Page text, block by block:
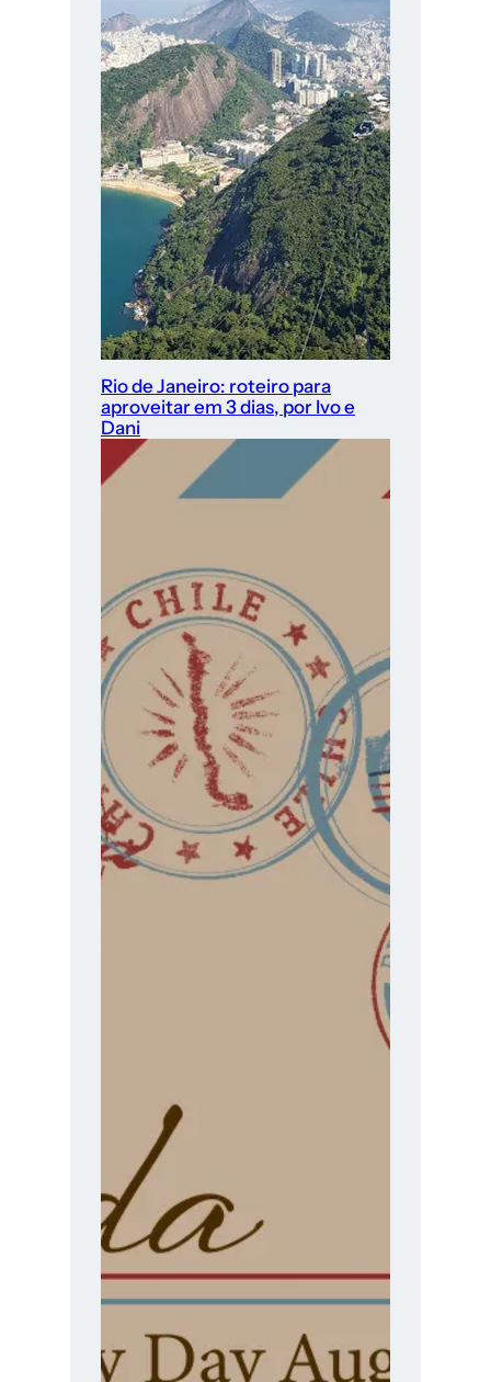
Rio de Janeiro: roteiro para
aproveitar em 3 dias, por Ivo e
Dani